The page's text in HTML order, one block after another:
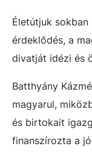
Életútjuk
érdeklődés, a
divatját idézi és
Batthyány
magyarul,
és birtokait
finanszírozta a